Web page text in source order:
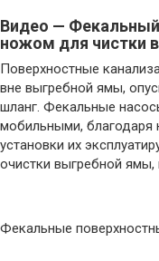
Видео —
ножом для чистки
Поверхностные
вне выгребной ямы,
шланг. Фекальные
мобильными, благодаря
установки их
очистки выгребной
Фекальные